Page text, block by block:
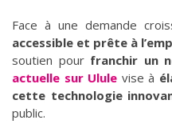
Face à une demande
accessible et prête à
soutien pourfranchir un
actuelle sur Ulule vise à
cette technologie
public.